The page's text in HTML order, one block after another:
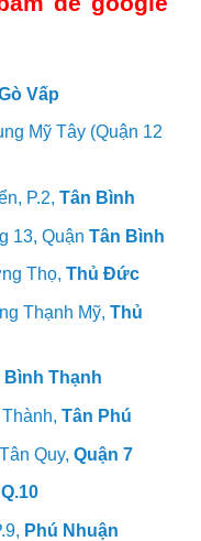
Vấp
Mỹ Tây (Quận 12
P.2, Tân Bình
13, Quận Tân Bình
Thọ, Thủ Đức
Thạnh Mỹ, Thủ
Bình Thạnh
Tân Phú
Quy, Quận 7
Q.10
Phú Nhuận